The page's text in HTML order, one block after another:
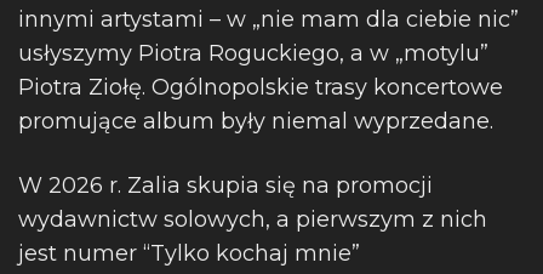
innymi artystami – w „nie mam dla ciebie nic”
usłyszymy Piotra Roguckiego, a w „motylu”
Piotra Ziołę. Ogólnopolskie trasy koncertowe
promujące album były niemal wyprzedane.
W 2026 r. Zalia skupia się na promocji
wydawnictw solowych, a pierwszym z nich
jest numer “Tylko kochaj mnie”